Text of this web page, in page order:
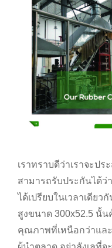
เราทราบดีว่าเราจะปร
สามารถรับประกันได้
ได้เปรียบในเวลาเดีย
สูงขนาด 300x52.5 นั้
คุณภาพที่เหนือกว่าและ